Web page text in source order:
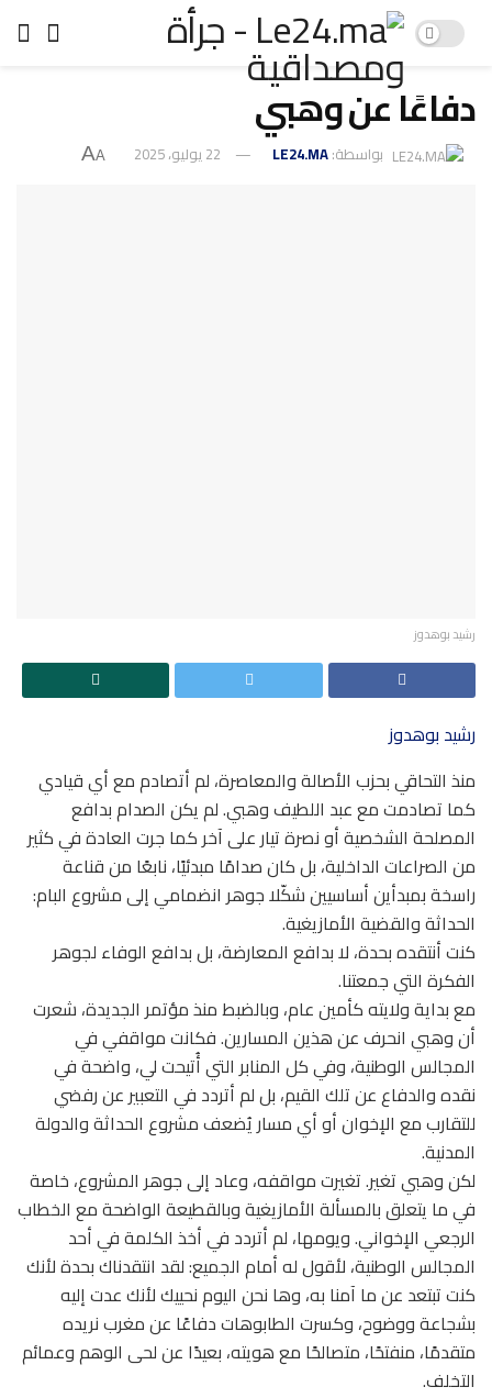
دفاعًا عن وهبي
بواسطة:LE24.MA 22 يوليو، 2025 A
A
رشيد بوهدوز
رشيد بوهدوز
منذ التحاقي بحزب الأصالة والمعاصرة، لم أتصادم مع أي قيادي
كما تصادمت مع عبد اللطيف وهبي. لم يكن الصدام بدافع
المصلحة الشخصية أو نصرة تيار على آخر كما جرت العادة في كثير
من الصراعات الداخلية، بل كان صدامًا مبدئيًا، نابعًا من قناعة
راسخة بمبدأين أساسيين شكّلا جوهر انضمامي إلى مشروع البام:
الحداثة والقضية الأمازيغية.
كنت أنتقده بحدة، لا بدافع المعارضة، بل بدافع الوفاء لجوهر
الفكرة التي جمعتنا.
مع بداية ولايته كأمين عام، وبالضبط منذ مؤتمر الجديدة، شعرت
أن وهبي انحرف عن هذين المسارين. فكانت مواقفي في
المجالس الوطنية، وفي كل المنابر التي أُتيحت لي، واضحة في
نقده والدفاع عن تلك القيم، بل لم أتردد في التعبير عن رفضي
للتقارب مع الإخوان أو أي مسار يُضعف مشروع الحداثة والدولة
المدنية.
لكن وهبي تغير. تغيرت مواقفه، وعاد إلى جوهر المشروع، خاصة
في ما يتعلق بالمسألة الأمازيغية وبالقطيعة الواضحة مع الخطاب
الرجعي الإخواني. ويومها، لم أتردد في أخذ الكلمة في أحد
المجالس الوطنية، لأقول له أمام الجميع: لقد انتقدناك بحدة لأنك
كنت تبتعد عن ما آمنا به، وها نحن اليوم نحييك لأنك عدت إليه
بشجاعة ووضوح، وكسرت الطابوهات دفاعًا عن مغرب نريده
متقدمًا، منفتحًا، متصالحًا مع هويته، بعيدًا عن لحى الوهم وعمائم
التخلف.